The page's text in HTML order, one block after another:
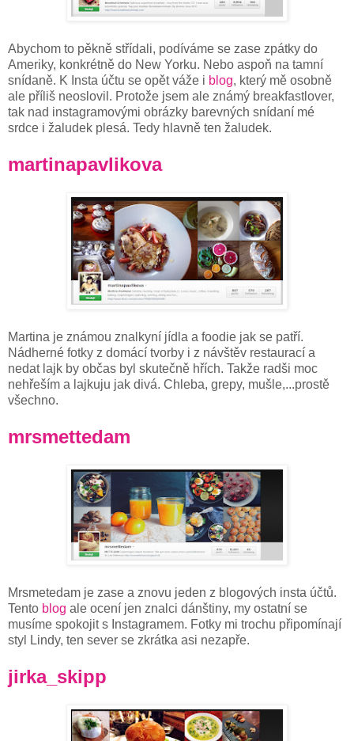
Abychom to pěkně střídali, podíváme se zase zpátky do
Ameriky, konkrétně do New Yorku. Nebo aspoň na tamní
snídaně. K Insta účtu se opět váže i blog, který mě osobně
ale příliš neoslovil. Protože jsem ale známý breakfastlover,
tak nad instagramovými obrázky barevných snídaní mé
srdce i žaludek plesá. Tedy hlavně ten žaludek.
martinapavlikova
Martina je známou znalkyní jídla a foodie jak se patří.
Nádherné fotky z domácí tvorby i z návštěv restaurací a
nedat lajk by občas byl skutečně hřích. Takže radši moc
nehřeším a lajkuju jak divá. Chleba, grepy, mušle,...prostě
všechno.
mrsmettedam
Mrsmetedam je zase a znovu jeden z blogových insta účtů.
Tento blog ale ocení jen znalci dánštiny, my ostatní se
musíme spokojit s Instagramem. Fotky mi trochu připomínají
styl Lindy, ten sever se zkrátka asi nezapře.
jirka_skipp